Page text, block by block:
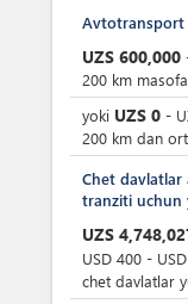
Avtotransport
UZS 600,000
200 km
yoki UZS 0 -
200 km dan
Chet
tranziti uchun
UZS
USD 400 - USD
chet davlatlar